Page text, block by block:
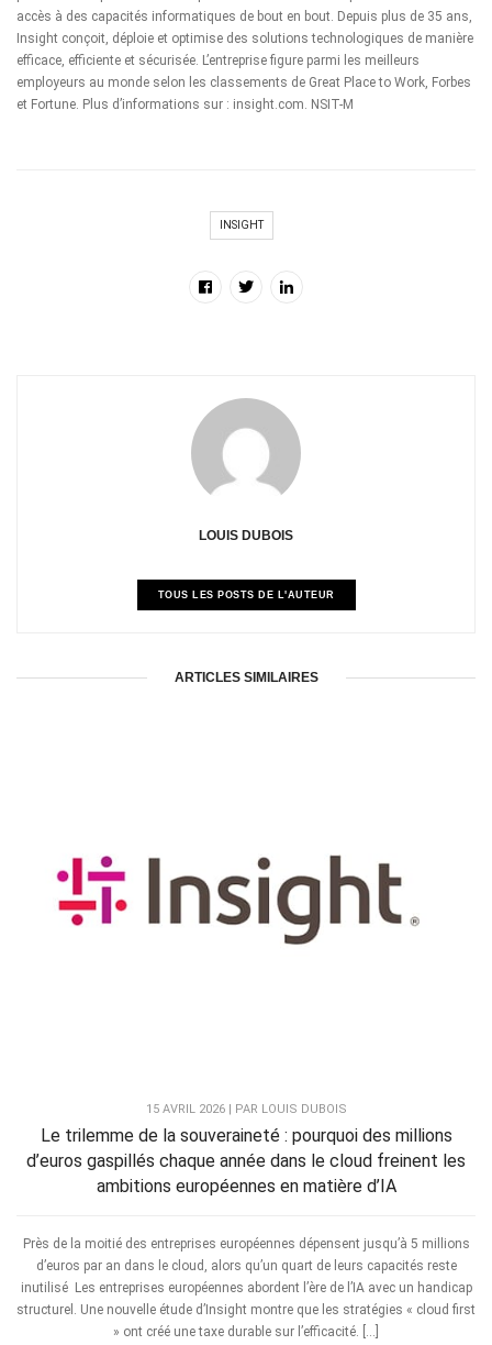
accès à des capacités informatiques de bout en bout. Depuis plus de 35 ans,
Insight conçoit, déploie et optimise des solutions technologiques de manière
efficace, efficiente et sécurisée. L’entreprise figure parmi les meilleurs
employeurs au monde selon les classements de Great Place to Work, Forbes
et Fortune. Plus d’informations sur : insight.com. NSIT-M
INSIGHT
LOUIS DUBOIS
TOUS LES POSTS DE L'AUTEUR
ARTICLES SIMILAIRES
15 AVRIL 2026 | PAR LOUIS DUBOIS
Le trilemme de la souveraineté : pourquoi des millions
d’euros gaspillés chaque année dans le cloud freinent les
ambitions européennes en matière d’IA
Près de la moitié des entreprises européennes dépensent jusqu’à 5 millions
d’euros par an dans le cloud, alors qu’un quart de leurs capacités reste
inutilisé Les entreprises européennes abordent l’ère de l’IA avec un handicap
structurel. Une nouvelle étude d’Insight montre que les stratégies « cloud first
» ont créé une taxe durable sur l’efficacité. […]